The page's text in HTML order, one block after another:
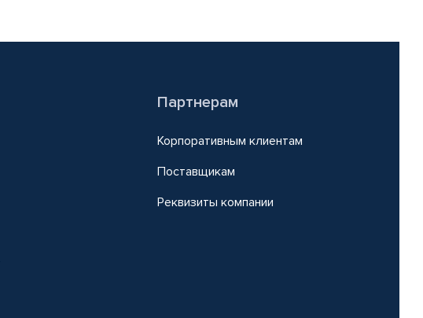
Партнерам
Корпоративным клиентам
Поставщикам
Реквизиты компании